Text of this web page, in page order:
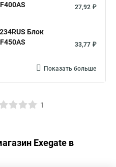
27,92 ₽
Блок
33,77 ₽
Показать больше
1
Exegate в